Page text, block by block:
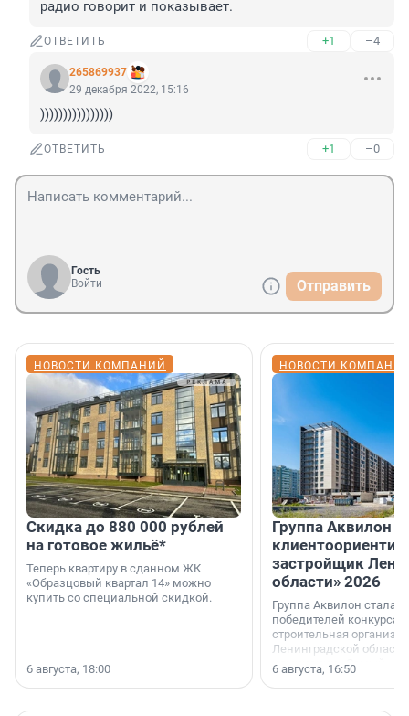
радио говорит и показывает.
ОТВЕТИТЬ +1 –4
265869937
29 декабря 2022, 15:16
))))))))))))))))
ОТВЕТИТЬ +1 –0
Гость
Войти
Отправить
НОВОСТИ КОМПАНИЙ
Скидка до 880 000 рублей
на готовое жильё*
Теперь квартиру в сданном ЖК
«Образцовый квартал 14» можно
купить со специальной скидкой.
6 августа, 18:00
НОВОСТИ
Группа Аквилон
застройщик
области» 2026
Группа Аквилон стала
победителей конкурса
строительная
Ленинградской области
номинации «Самый
застройщик
области».
6 августа, 16:50